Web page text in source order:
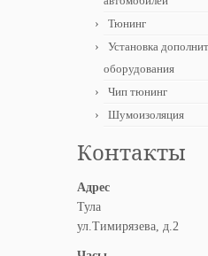
Тюнинг
Установка
оборудования
Чип тюнинг
Шумоизоляция
Контакты
Адрес
Тула
ул.Тимирязева, д.2